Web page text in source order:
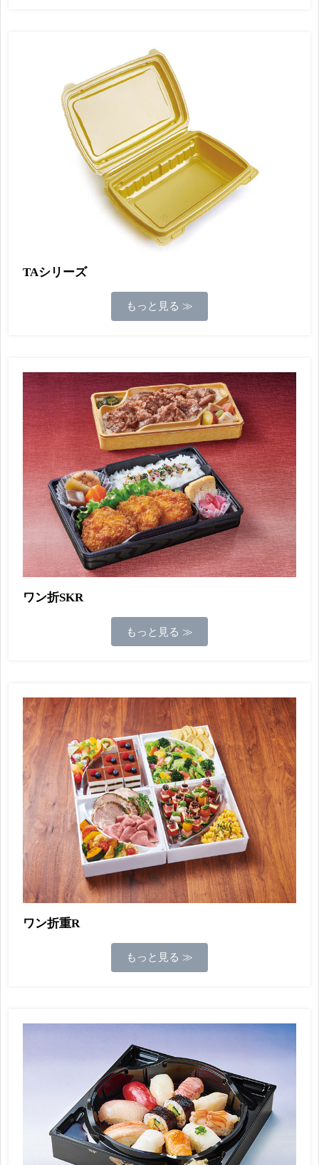
TAシリーズ
もっと見る ≫
ワン折SKR
もっと見る ≫
ワン折重R
もっと見る ≫